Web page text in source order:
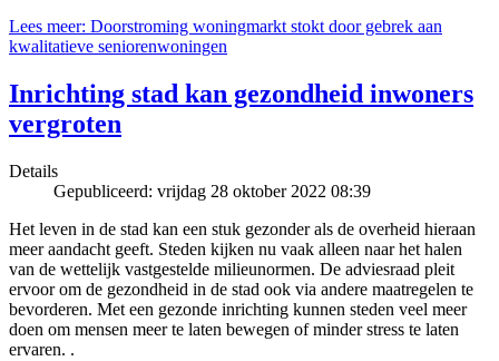
Lees meer: Doorstroming woningmarkt stokt door gebrek aan
kwalitatieve seniorenwoningen
Inrichting stad kan gezondheid inwoners
vergroten
Details
Gepubliceerd: vrijdag 28 oktober 2022 08:39
Het leven in de stad kan een stuk gezonder als de overheid hieraan
meer aandacht geeft. Steden kijken nu vaak alleen naar het halen
van de wettelijk vastgestelde milieunormen. De adviesraad pleit
ervoor om de gezondheid in de stad ook via andere maatregelen te
bevorderen. Met een gezonde inrichting kunnen steden veel meer
doen om mensen meer te laten bewegen of minder stress te laten
ervaren. .